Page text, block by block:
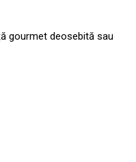
gourmet deosebită sau